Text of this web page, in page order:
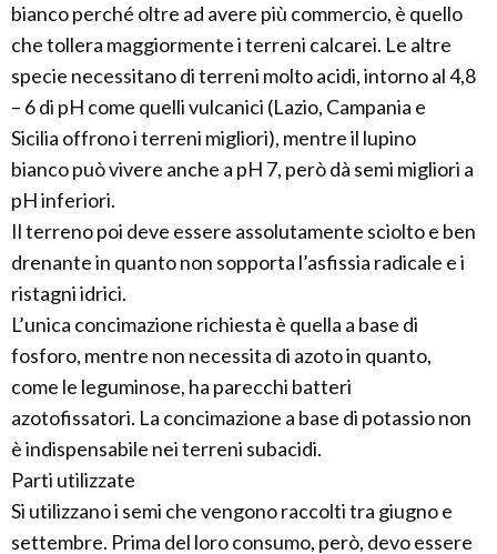
bianco perché oltre ad avere più commercio, è quello
che tollera maggiormente i terreni calcarei. Le altre
specie necessitano di terreni molto acidi, intorno al 4,8
– 6 di pH come quelli vulcanici (Lazio, Campania e
Sicilia offrono i terreni migliori), mentre il lupino
bianco può vivere anche a pH 7, però dà semi migliori a
pH inferiori.
Il terreno poi deve essere assolutamente sciolto e ben
drenante in quanto non sopporta l’asfissia radicale e i
ristagni idrici.
L’unica concimazione richiesta è quella a base di
fosforo, mentre non necessita di azoto in quanto,
come le leguminose, ha parecchi batteri
azotofissatori. La concimazione a base di potassio non
è indispensabile nei terreni subacidi.
Parti utilizzate
Si utilizzano i semi che vengono raccolti tra giugno e
settembre. Prima del loro consumo, però, devo essere